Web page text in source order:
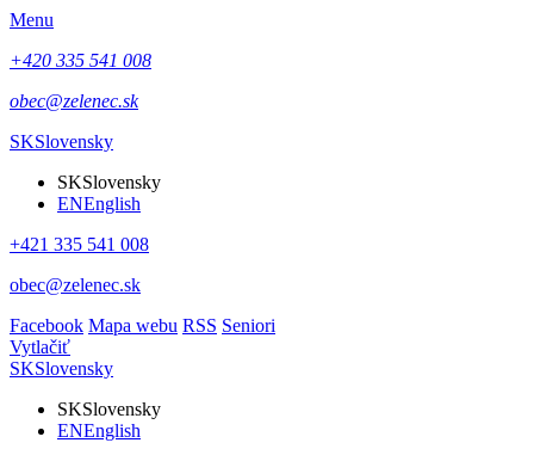
Menu
+420 335 541 008
obec@zelenec.sk
SKSlovensky
SKSlovensky
ENEnglish
+421 335 541 008
obec@zelenec.sk
Facebook Mapa webu RSS Seniori
Vytlačiť
SKSlovensky
SKSlovensky
ENEnglish